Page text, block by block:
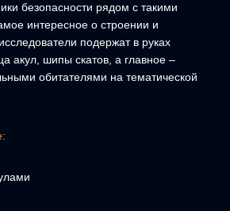
безопасности рядом с такими
интересное о строении и
подержат в руках
акул, шипы скатов, а главное –
обитателями на тематической